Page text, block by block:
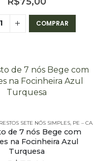
COMPRAR
SETE NÓS SIMPLES, PE – CABRESTOS
de 7 nós Bege com
na Focinheira Azul
Turquesa